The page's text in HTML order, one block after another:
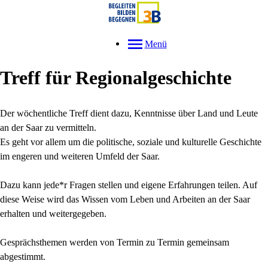
Menü
Treff für Regionalgeschichte
Der wöchentliche Treff dient dazu, Kenntnisse über Land und Leute
an der Saar zu vermitteln.
Es geht vor allem um die politische, soziale und kulturelle Geschichte
im engeren und weiteren Umfeld der Saar.
Dazu kann jede*r Fragen stellen und eigene Erfahrungen teilen. Auf
diese Weise wird das Wissen vom Leben und Arbeiten an der Saar
erhalten und weitergegeben.
Gesprächsthemen werden von Termin zu Termin gemeinsam
abgestimmt.